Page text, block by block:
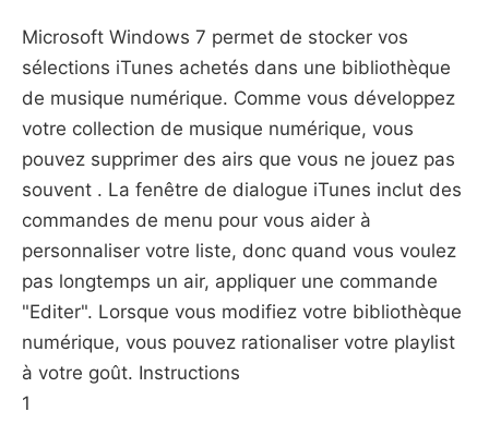
Microsoft Windows 7 permet de stocker vos
sélections iTunes achetés dans une bibliothèque
de musique numérique. Comme vous développez
votre collection de musique numérique, vous
pouvez supprimer des airs que vous ne jouez pas
souvent . La fenêtre de dialogue iTunes inclut des
commandes de menu pour vous aider à
personnaliser votre liste, donc quand vous voulez
pas longtemps un air, appliquer une commande
"Editer". Lorsque vous modifiez votre bibliothèque
numérique, vous pouvez rationaliser votre playlist
à votre goût. Instructions
1